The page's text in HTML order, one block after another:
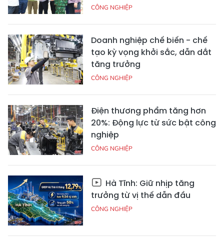
CÔNG NGHIỆP
Doanh nghiệp chế biến - chế
tạo kỳ vọng khởi sắc, dẫn dắt
tăng trưởng
CÔNG NGHIỆP
Điện thương phẩm tăng hơn
20%: Động lực từ sức bật công
nghiệp
CÔNG NGHIỆP
Hà Tĩnh: Giữ nhịp tăng
trưởng từ vị thế dẫn đầu
CÔNG NGHIỆP